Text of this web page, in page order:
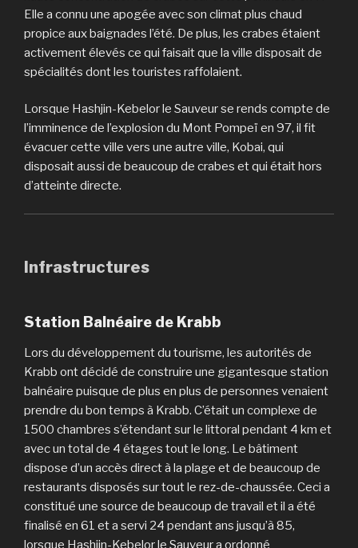
Elle a connu une apogée avec son climat plus chaud
propice aux baignades l’été. De plus, les crabes étaient
activement élevés ce qui faisait que la ville disposait de
spécialités dont les touristes raffolaient.
Lorsque Hashjin-Kebelor le Sauveur se rends compte de
l’imminence de l’explosion du Mont Pompeï en 97, il fit
évacuer cette ville vers une autre ville, Kobai, qui
disposait aussi de beaucoup de crabes et qui était hors
d’atteinte directe.
Infrastructures
Station Balnéaire de Krabb
Lors du développement du tourisme, les autorités de
Krabb ont décidé de construire une gigantesque station
balnéaire puisque de plus en plus de personnes venaient
prendre du bon temps à Krabb. C’était un complexe de
1500 chambres s’étendant sur le littoral pendant 4 km et
avec un total de 4 étages tout le long. Le bâtiment
dispose d’un accès direct à la plage et de beaucoup de
restaurants disposés sur tout le rez-de-chaussée. Ceci a
constitué une source de beaucoup de travail et il a été
finalisé en 61 et a servi 24 pendant ans jusqu’à 85,
lorsque Hashjin-Kebelor le Sauveur a ordonné